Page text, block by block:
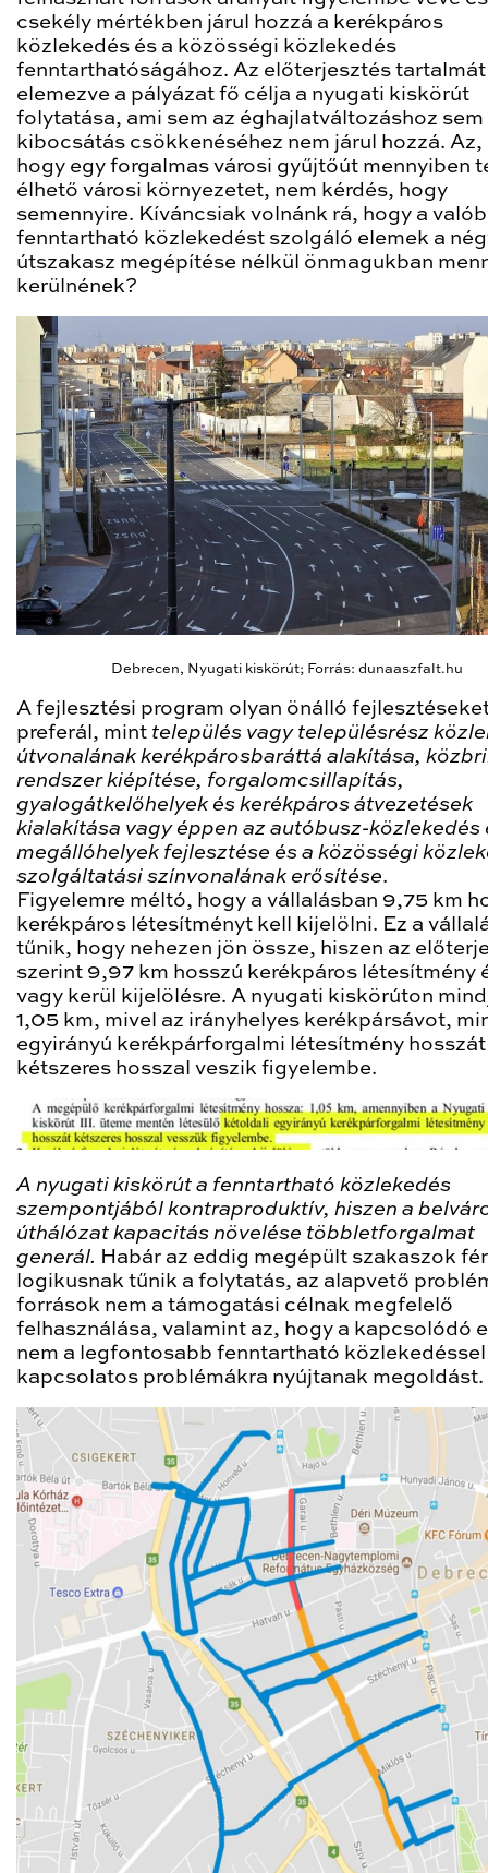
csekély mértékben járul hozzá a kerékpáros
közlekedés és a közösségi közlekedés
fenntarthatóságához. Az előterjesztés tartalmát
elemezve a pályázat fő célja a nyugati kiskörút
folytatása, ami sem az éghajlatváltozáshoz sem
kibocsátás csökkenéséhez nem járul hozzá.
hogy egy forgalmas városi gyűjtőút mennyiben
élhető városi környezetet, nem kérdés, hogy
semennyire. Kíváncsiak volnánk rá, hogy a
fenntartható közlekedést szolgáló elemek a
útszakasz megépítése nélkül önmagukban
kerülnének?
Debrecen, Nyugati kiskörút; Forrás: dunaaszfalt.hu
A fejlesztési program olyan önálló
preferál, mint település vagy településrész
útvonalának kerékpárosbaráttá alakítása,
rendszer kiépítése, forgalomcsillapítás,
gyalogátkelőhelyek és kerékpáros átvezetések
kialakítása vagy éppen az autóbusz-közlekedés
megállóhelyek fejlesztése és a közösségi
szolgáltatási színvonalának erősítése.
Figyelemre méltó, hogy a vállalásban 9,75 km
kerékpáros létesítményt kell kijelölni. Ez a
tűnik, hogy nehezen jön össze, hiszen az
szerint 9,97 km hosszú kerékpáros létesítmény
vagy kerül kijelölésre. A nyugati kiskörúton
1,05 km, mivel az irányhelyes kerékpársávot,
egyirányú kerékpárforgalmi létesítmény hosszát
kétszeres hosszal veszik figyelembe.
A nyugati kiskörút a fenntartható közlekedés
szempontjából kontraproduktív, hiszen a
úthálózat kapacitás növelése többletforgalmat
generál. Habár az eddig megépült szakaszok
logikusnak tűnik a folytatás, az alapvető
források nem a támogatási célnak megfelelő
felhasználása, valamint az, hogy a kapcsolódó
nem a legfontosabb fenntartható közlekedéssel
kapcsolatos problémákra nyújtanak megoldást.